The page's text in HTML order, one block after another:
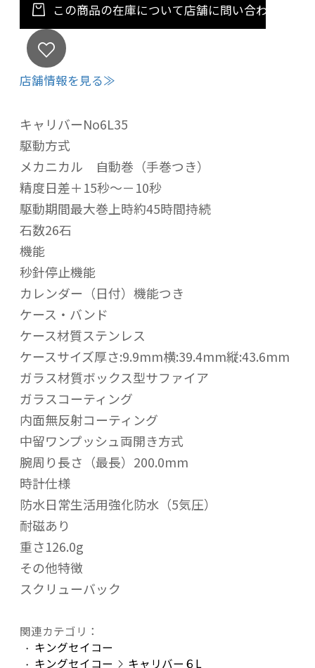
この商品の在庫について店舗に問い合わせる
店舗情報を見る≫
キャリバーNo6L35
駆動方式
メカニカル 自動巻（手巻つき）
精度日差＋15秒～－10秒
駆動期間最大巻上時約45時間持続
石数26石
機能
秒針停止機能
カレンダー（日付）機能つき
ケース・バンド
ケース材質ステンレス
ケースサイズ厚さ:9.9mm横:39.4mm縦:43.6mm
ガラス材質ボックス型サファイア
ガラスコーティング
内面無反射コーティング
中留ワンプッシュ両開き方式
腕周り長さ（最長）200.0mm
時計仕様
防水日常生活用強化防水（5気圧）
耐磁あり
重さ126.0g
その他特徴
スクリューバック
関連カテゴリ：
キングセイコー
キングセイコー
キャリバー６L